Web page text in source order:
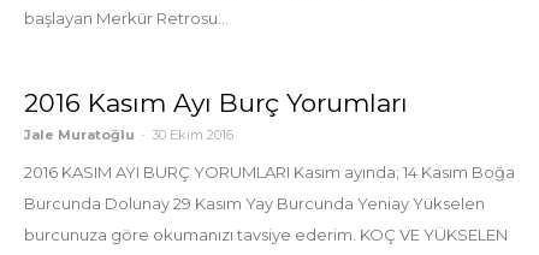
başlayan Merkür Retrosu...
2016 Kasım Ayı Burç Yorumları
Jale Muratoğlu - 30 Ekim 2016
2016 KASIM AYI BURÇ YORUMLARI Kasım ayında; 14 Kasım Boğa
Burcunda Dolunay 29 Kasım Yay Burcunda Yeniay Yükselen
burcunuza göre okumanızı tavsiye ederim. KOÇ VE YÜKSELEN